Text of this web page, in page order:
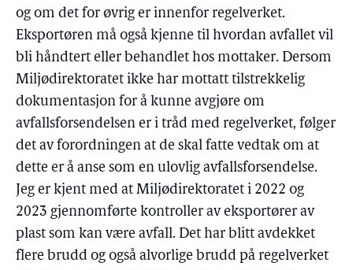
og om det for øvrig er innenfor regelverket.
Eksportøren må også kjenne til hvordan avfallet vil
bli håndtert eller behandlet hos mottaker. Dersom
Miljødirektoratet ikke har mottatt tilstrekkelig
dokumentasjon for å kunne avgjøre om
avfallsforsendelsen er i tråd med regelverket, følger
det av forordningen at de skal fatte vedtak om at
dette er å anse som en ulovlig avfallsforsendelse.
Jeg er kjent med at Miljødirektoratet i 2022 og
2023 gjennomførte kontroller av eksportører av
plast som kan være avfall. Det har blitt avdekket
flere brudd og også alvorlige brudd på regelverket